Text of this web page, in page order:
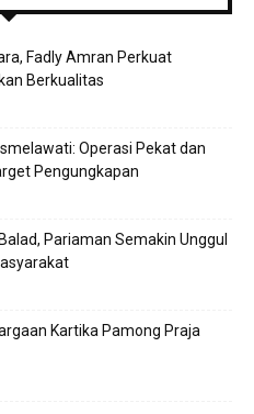
Fadly Amran Perkuat
Berkualitas
Operasi Pekat dan
Pengungkapan
Pariaman Semakin Unggul
Kartika Pamong Praja